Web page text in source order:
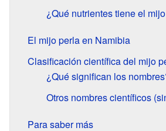
¿Qué nutrientes tiene el
El mijo perla en Namibia
Clasificación científica del mijo
¿Qué significan los
Otros nombres científicos
Para saber más